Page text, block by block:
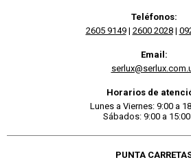
Teléfonos:
2605 9149| 2600 2028|
Email:
Horarios de
Lunes a Viernes: 9:00 a
Sábados: 9:00 a
PUNTA